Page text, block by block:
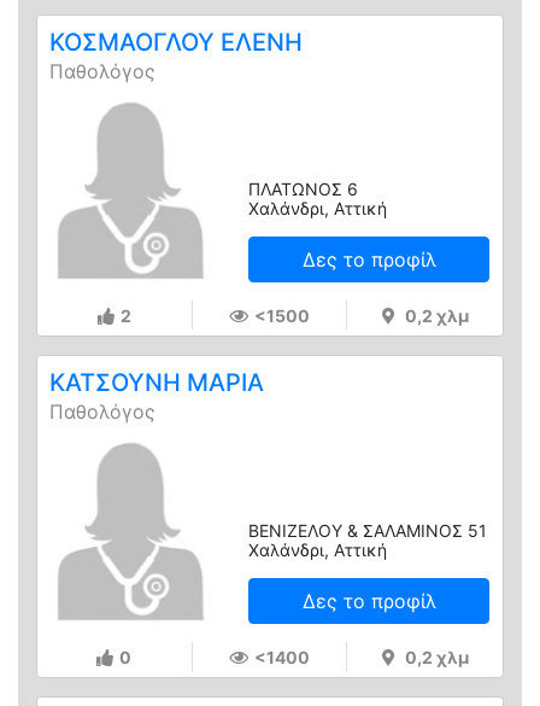
ΚΟΣΜΑΟΓΛΟΥ ΕΛΕΝΗ
Παθολόγος
ΠΛΑΤΩΝΟΣ 6
Χαλάνδρι, Αττική
Δες το προφίλ
2 <1500 0,2 χλμ
ΚΑΤΣΟΥΝΗ ΜΑΡΙΑ
Παθολόγος
ΒΕΝΙΖΕΛΟΥ & ΣΑΛΑΜΙΝΟΣ 51
Χαλάνδρι, Αττική
Δες το προφίλ
0 <1400 0,2 χλμ